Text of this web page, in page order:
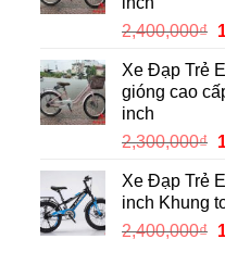
2,400,000₫
Xe Đạp Trẻ
gióng cao
inch
2,300,000₫
Xe Đạp Trẻ
inch Khung
2,400,000₫